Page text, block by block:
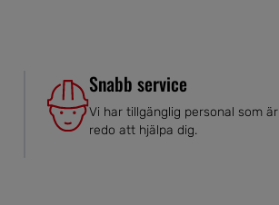
Snabb service
Vi har tillgänglig personal som är
redo att hjälpa dig.